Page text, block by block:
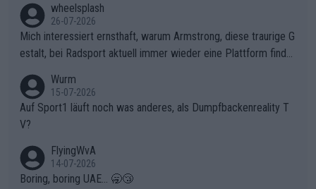
ganze Team auch mental stark zu machen und konkret am Erf
olg teilzuhaben, ist ihm ganz hoch anzurechnen. Das ist ein Zei
chen weit über den Radsport hinaus.
wheelsplash
26-07-2026
Mich interessiert ernsthaft, warum Armstrong, diese traurige G
estalt, bei Radsport aktuell immer wieder eine Plattform finde
Wurm
15-07-2026
Auf Sport1 läuft noch was anderes, als Dumpfbackenreality T
V?
FlyingWvA
14-07-2026
Boring, boring UAE... 🥱😴